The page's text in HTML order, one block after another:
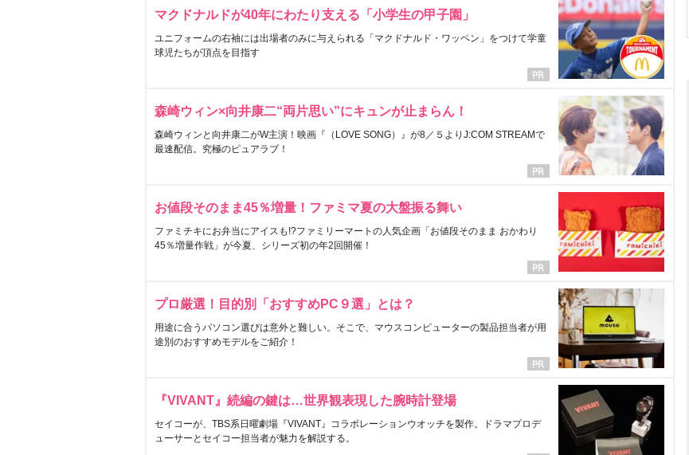
マクドナルドが40年にわたり支える「小学生の甲子園」
ユニフォームの右袖には出場者のみに与えられる「マクドナルド・ワッペン」をつけて学童
球児たちが頂点を目指す
森崎ウィン×向井康二“両片思い”にキュンが止まらん！
森崎ウィンと向井康二がW主演！映画『（LOVE SONG）』が8／５よりJ:COM STREAMで
最速配信。究極のピュアラブ！
お値段そのまま45％増量！ファミマ夏の大盤振る舞い
ファミチキにお弁当にアイスも!?ファミリーマートの人気企画「お値段そのまま おかわり
45％増量作戦」が今夏、シリーズ初の年2回開催！
プロ厳選！目的別「おすすめPC９選」とは？
用途に合うパソコン選びは意外と難しい。そこで、マウスコンピューターの製品担当者が用
途別のおすすめモデルをご紹介！
『VIVANT』続編の鍵は…世界観表現した腕時計登場
セイコーが、TBS系日曜劇場『VIVANT』コラボレーションウオッチを製作。ドラマプロデ
ューサーとセイコー担当者が魅力を解説する。